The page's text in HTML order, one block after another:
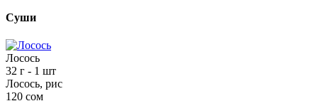
Суши
Лосось
32 г - 1 шт
Лосось, рис
120 сом